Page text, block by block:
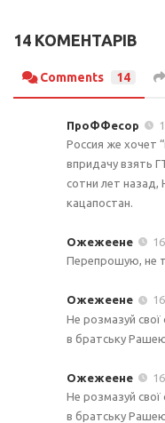
14 КОМЕНТАРІВ
Comments 14
ПроФФесор
Россия же хочет
впридачу взять
сотни лет
кацапостан.
Ожежеене
Перепрошую, не
Ожежеене
Не розмазуй свої
в братську
Ожежеене
Не розмазуй свої
в братську